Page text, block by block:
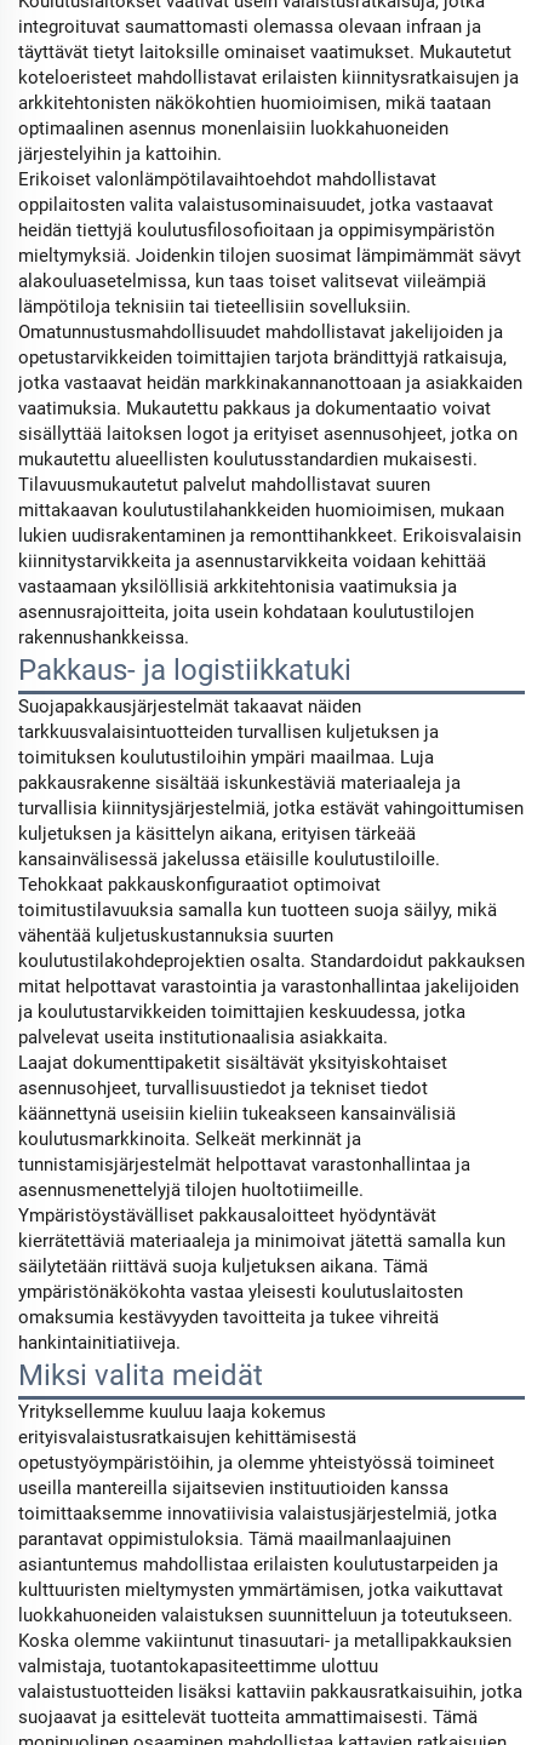
integroituvat saumattomasti olemassa olevaan infraan ja
täyttävät tietyt laitoksille ominaiset vaatimukset. Mukautetut
koteloeristeet mahdollistavat erilaisten kiinnitysratkaisujen ja
arkkitehtonisten näkökohtien huomioimisen, mikä taataan
optimaalinen asennus monenlaisiin luokkahuoneiden
järjestelyihin ja kattoihin.
Erikoiset valonlämpötilavaihtoehdot mahdollistavat
oppilaitosten valita valaistusominaisuudet, jotka vastaavat
heidän tiettyjä koulutusfilosofioitaan ja oppimisympäristön
mieltymyksiä. Joidenkin tilojen suosimat lämpimämmät sävyt
alakouluasetelmissa, kun taas toiset valitsevat viileämpiä
lämpötiloja teknisiin tai tieteellisiin sovelluksiin.
Omatunnustusmahdollisuudet mahdollistavat jakelijoiden ja
opetustarvikkeiden toimittajien tarjota brändittyjä ratkaisuja,
jotka vastaavat heidän markkinakannanottoaan ja asiakkaiden
vaatimuksia. Mukautettu pakkaus ja dokumentaatio voivat
sisällyttää laitoksen logot ja erityiset asennusohjeet, jotka on
mukautettu alueellisten koulutusstandardien mukaisesti.
Tilavuusmukautetut palvelut mahdollistavat suuren
mittakaavan koulutustilahankkeiden huomioimisen, mukaan
lukien uudisrakentaminen ja remonttihankkeet. Erikoisvalaisin
kiinnitystarvikkeita ja asennustarvikkeita voidaan kehittää
vastaamaan yksilöllisiä arkkitehtonisia vaatimuksia ja
asennusrajoitteita, joita usein kohdataan koulutustilojen
rakennushankkeissa.
Pakkaus- ja logistiikkatuki
Suojapakkausjärjestelmät takaavat näiden
tarkkuusvalaisintuotteiden turvallisen kuljetuksen ja
toimituksen koulutustiloihin ympäri maailmaa. Luja
pakkausrakenne sisältää iskunkestäviä materiaaleja ja
turvallisia kiinnitysjärjestelmiä, jotka estävät vahingoittumisen
kuljetuksen ja käsittelyn aikana, erityisen tärkeää
kansainvälisessä jakelussa etäisille koulutustiloille.
Tehokkaat pakkauskonfiguraatiot optimoivat
toimitustilavuuksia samalla kun tuotteen suoja säilyy, mikä
vähentää kuljetuskustannuksia suurten
koulutustilakohdeprojektien osalta. Standardoidut pakkauksen
mitat helpottavat varastointia ja varastonhallintaa jakelijoiden
ja koulutustarvikkeiden toimittajien keskuudessa, jotka
palvelevat useita institutionaalisia asiakkaita.
Laajat dokumenttipaketit sisältävät yksityiskohtaiset
asennusohjeet, turvallisuustiedot ja tekniset tiedot
käännettynä useisiin kieliin tukeakseen kansainvälisiä
koulutusmarkkinoita. Selkeät merkinnät ja
tunnistamisjärjestelmät helpottavat varastonhallintaa ja
asennusmenettelyjä tilojen huoltotiimeille.
Ympäristöystävälliset pakkausaloitteet hyödyntävät
kierrätettäviä materiaaleja ja minimoivat jätettä samalla kun
säilytetään riittävä suoja kuljetuksen aikana. Tämä
ympäristönäkökohta vastaa yleisesti koulutuslaitosten
omaksumia kestävyyden tavoitteita ja tukee vihreitä
hankintainitiatiiveja.
Miksi valita meidät
Yrityksellemme kuuluu laaja kokemus
erityisvalaistusratkaisujen kehittämisestä
opetustyöympäristöihin, ja olemme yhteistyössä toimineet
useilla mantereilla sijaitsevien instituutioiden kanssa
toimittaaksemme innovatiivisia valaistusjärjestelmiä, jotka
parantavat oppimistuloksia. Tämä maailmanlaajuinen
asiantuntemus mahdollistaa erilaisten koulutustarpeiden ja
kulttuuristen mieltymysten ymmärtämisen, jotka vaikuttavat
luokkahuoneiden valaistuksen suunnitteluun ja toteutukseen.
Koska olemme vakiintunut tinasuutari- ja metallipakkauksien
valmistaja, tuotantokapasiteettimme ulottuu
valaistustuotteiden lisäksi kattaviin pakkausratkaisuihin, jotka
suojaavat ja esittelevät tuotteita ammattimaisesti. Tämä